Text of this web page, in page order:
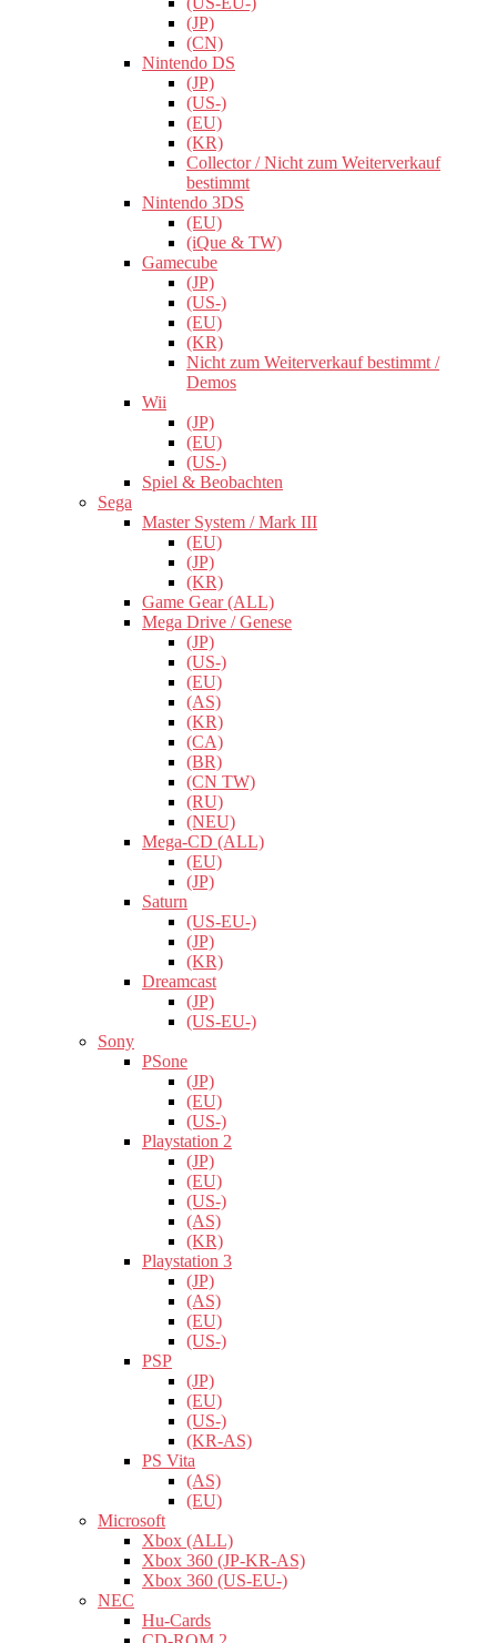
(JP)
(CN)
Nintendo DS
(JP)
(US-)
(EU)
(KR)
Collector / Nicht zum Weiterverkauf
bestimmt
Nintendo 3DS
(EU)
(iQue & TW)
Gamecube
(JP)
(US-)
(EU)
(KR)
Nicht zum Weiterverkauf bestimmt /
Demos
Wii
(JP)
(EU)
(US-)
Spiel & Beobachten
Sega
Master System / Mark III
(EU)
(JP)
(KR)
Game Gear (ALL)
Mega Drive / Genese
(JP)
(US-)
(EU)
(AS)
(KR)
(CA)
(BR)
(CN TW)
(RU)
(NEU)
Mega-CD (ALL)
(EU)
(JP)
Saturn
(US-EU-)
(JP)
(KR)
Dreamcast
(JP)
(US-EU-)
Sony
PSone
(JP)
(EU)
(US-)
Playstation 2
(JP)
(EU)
(US-)
(AS)
(KR)
Playstation 3
(JP)
(AS)
(EU)
(US-)
PSP
(JP)
(EU)
(US-)
(KR-AS)
PS Vita
(AS)
(EU)
Microsoft
Xbox (ALL)
Xbox 360 (JP-KR-AS)
Xbox 360 (US-EU-)
NEC
Hu-Cards